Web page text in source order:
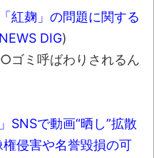
郎『いつか深い穴に
ったので感想を書きま
07/25
二級建築士学科試験結
紅麹」の問題に関する
DIG)
ゴミ呼ばわりされるん
SNSで動画“晒し”拡散
侵害や名誉毀損の可